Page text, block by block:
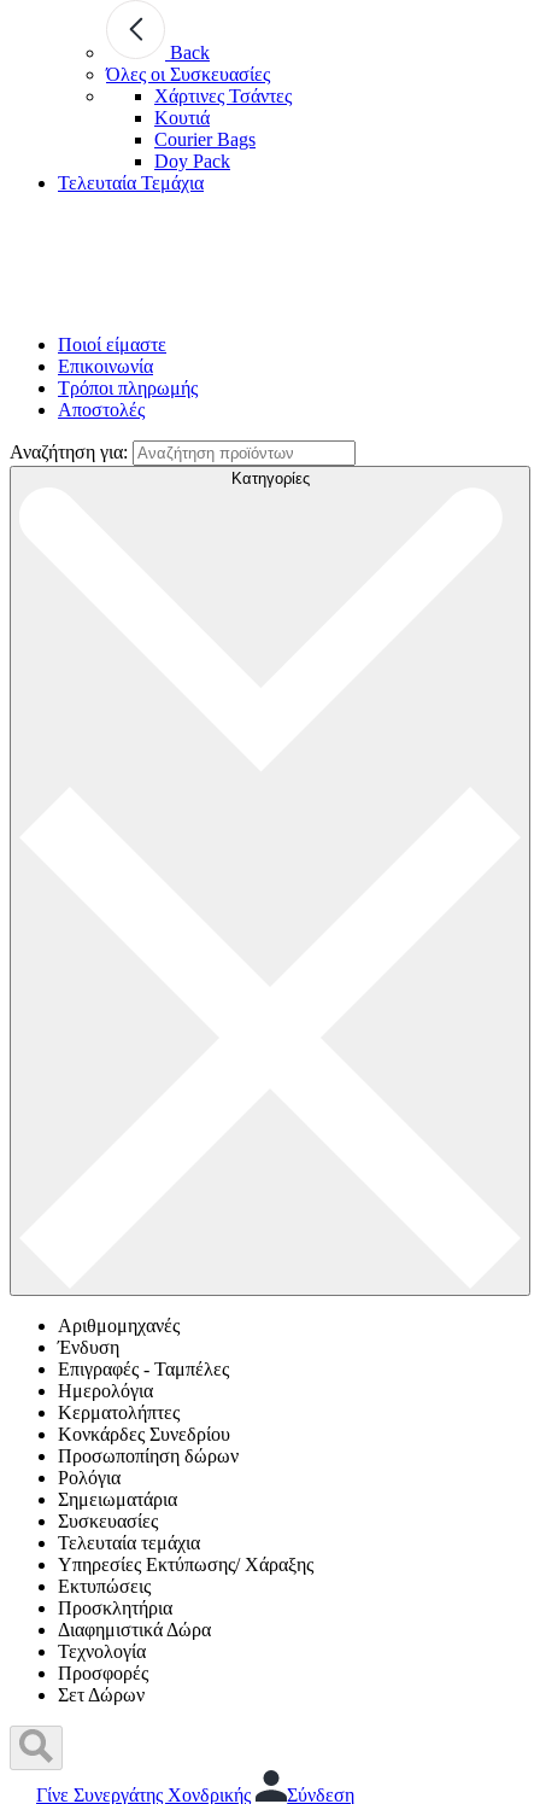
Back
Όλες οι Συσκευασίες
Χάρτινες Τσάντες
Κουτιά
Courier Bags
Doy Pack
Τελευταία Τεμάχια
Ποιοί είμαστε
Επικοινωνία
Τρόποι πληρωμής
Αποστολές
Αναζήτηση για:
Κατηγορίες
Αριθμομηχανές
Ένδυση
Επιγραφές - Ταμπέλες
Ημερολόγια
Κερματολήπτες
Κονκάρδες Συνεδρίου
Προσωποπίηση δώρων
Ρολόγια
Σημειωματάρια
Συσκευασίες
Τελευταία τεμάχια
Υπηρεσίες Εκτύπωσης/ Χάραξης
Εκτυπώσεις
Προσκλητήρια
Διαφημιστικά Δώρα
Τεχνολογία
Προσφορές
Σετ Δώρων
Γίνε Συνεργάτης Χονδρικής Σύνδεση